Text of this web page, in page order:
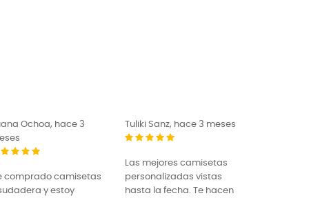
Sanz, hace 3 meses
vistas
la fecha. Te hacen
El Pugilista, hace 3 meses
¡Estoy muy contento con
las sudaderas y
camisetas de LKKB! Tras